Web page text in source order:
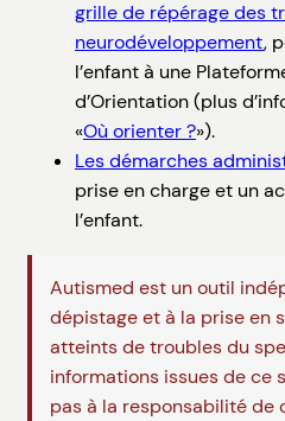
grille de répérage des
neurodéveloppement,
l’enfant à une
d’Orientation (plus
«Où orienter ?»).
Les démarches
prise en charge et un
l’enfant.
Autismed est un outil
dépistage et à la prise en
atteints de troubles du
informations issues de ce
pas à la responsabilité de